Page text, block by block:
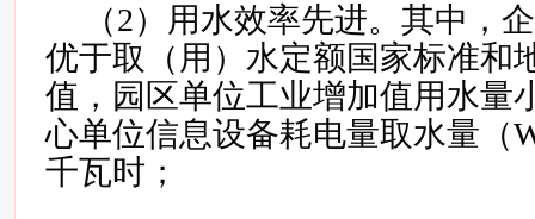
（2）用水效率先进。其中，
优于取（用）水定额国家标准和
值，园区单位工业增加值用水量
心单位信息设备耗电量取水量（
千瓦时；